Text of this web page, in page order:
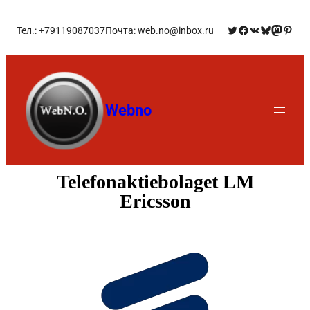
Тел.: +79119087037Почта: web.no@inbox.ru
Webno
Telefonaktiebolaget LM
Ericsson